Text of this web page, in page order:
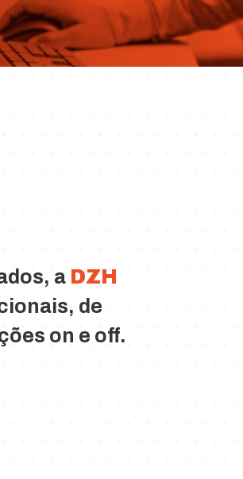
a DZH
de
on e off.